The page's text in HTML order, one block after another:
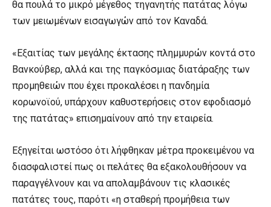
θα πουλά το μικρό μέγεθος τηγανητής πατάτας λόγω
των μειωμένων εισαγωγών από τον Καναδά.
«Εξαιτίας των μεγάλης έκτασης πλημμυρών κοντά στο
Βανκούβερ, αλλά και της παγκόσμιας διατάραξης των
προμηθειών που έχει προκαλέσει η πανδημία
κορωνοϊού, υπάρχουν καθυστερήσεις στον εφοδιασμό
της πατάτας» επισημαίνουν από την εταιρεία.
Εξηγείται ωστόσο ότι λήφθηκαν μέτρα προκειμένου να
διασφαλιστεί πως οι πελάτες θα εξακολουθήσουν να
παραγγέλνουν και να απολαμβάνουν τις κλασικές
πατάτες τους, παρότι «η σταθερή προμήθεια των